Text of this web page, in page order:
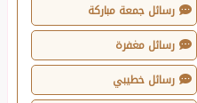
رسائل جمعة مباركة
رسائل مغفرة
رسائل خطيبي